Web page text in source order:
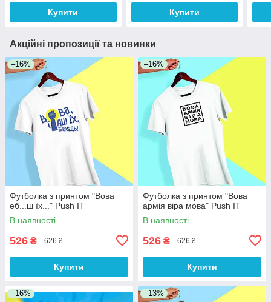
Купити Купити
Акційні пропозиції та новинки
–16%
Футболка з принтом "Вова
еб...ш їх..." Push IT
В наявності
526 ₴ 626 ₴
Купити
–16%
Футболка з принтом "Вова
армія віра мова" Push IT
В наявності
526 ₴ 626 ₴
Купити
–16% –13%